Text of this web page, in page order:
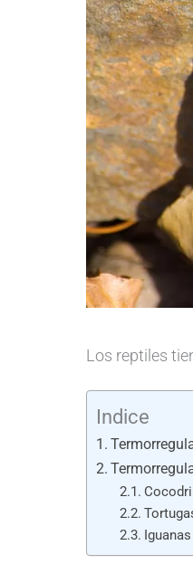
Los reptiles
Indice
Iguanas